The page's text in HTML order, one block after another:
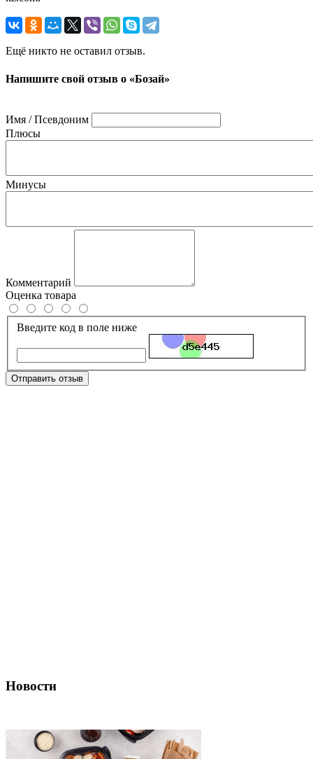
Ещё никто не оставил отзыв.
Напишите свой отзыв о «Бозай»
Имя / Псевдоним
Плюсы
Минусы
Комментарий
Оценка товара
Введите код в поле ниже
Отправить отзыв
Новости